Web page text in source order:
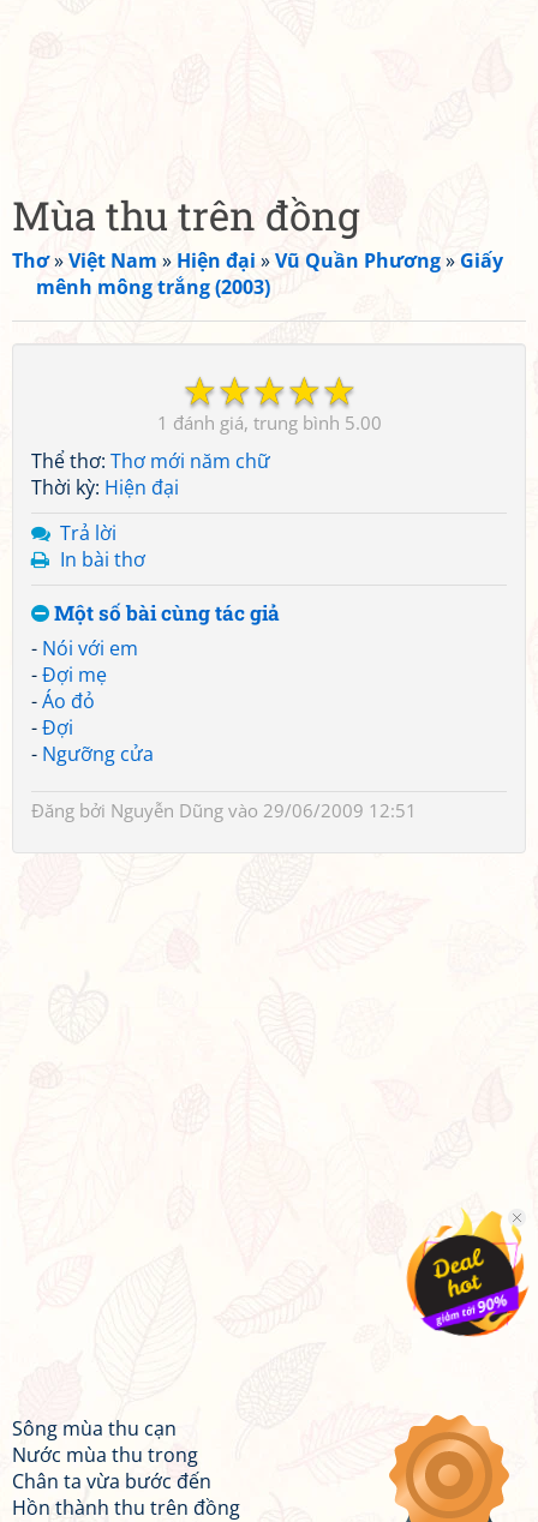
Mùa thu trên đồng
Thơ»Việt Nam » Hiện đại »Vũ Quần Phương» Giấy
mênh mông trắng (2003)
☆
☆
☆
☆
☆
1 5.00
Thể thơ: Thơ mới năm chữ
Thời kỳ: Hiện đại
Trả lời
In bài thơ
Một số bài cùng tác giả
- Nói với em
-Đợi mẹ
-Áo đỏ
-Đợi
- Ngưỡng cửa
Đăng bởi Nguyễn Dũng vào 29/06/2009 12:51
Sông mùa thu cạn
Nước mùa thu trong
Chân ta vừa bước đến
Hồn thành thu trên đồng